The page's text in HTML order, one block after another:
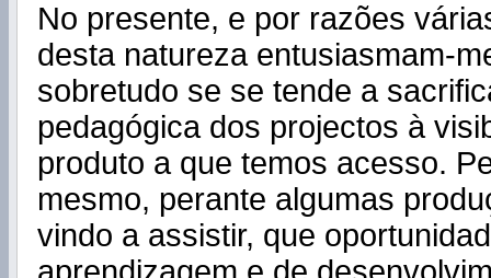
No presente, e por razões
desta natureza entusiasmam-
sobretudo se se tende a
pedagógica dos projectos à
produto a que temos acesso.
mesmo, perante algumas
vindo a assistir, que